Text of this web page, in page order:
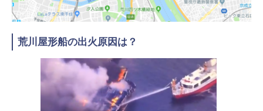
荒川屋形船の出火原因は？